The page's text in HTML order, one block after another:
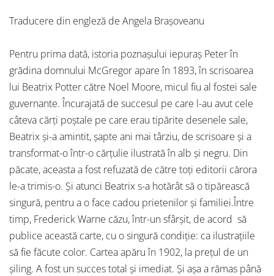
Traducere din engleză de Angela Brașoveanu
Pentru prima dată, istoria poznașului iepuraș Peter în
grădina domnului McGregor apare în 1893, în scrisoarea
lui Beatrix Potter către Noel Moore, micul fiu al fostei sale
guvernante. Încurajată de succesul pe care l-au avut cele
câteva cărți poștale pe care erau tipărite desenele sale,
Beatrix și-a amintit, șapte ani mai târziu, de scrisoare și a
transformat-o într-o cărțulie ilustrată în alb și negru. Din
păcate, aceasta a fost refuzată de către toți editorii cărora
le-a trimis-o. Și atunci Beatrix s-a hotărât să o tipărească
singură, pentru a o face cadou prietenilor și familiei.Între
timp, Frederick Warne căzu, într-un sfârșit, de acord să
publice această carte, cu o singură condiție: ca ilustrațiile
să fie făcute color. Cartea apăru în 1902, la prețul de un
șiling. A fost un succes total și imediat. Și așa a rămas până